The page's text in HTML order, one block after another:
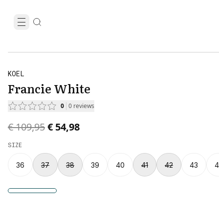
KOEL
Francie White
0 0 reviews
Original price was € 109,95.
€ 109,95Current price is € 54,98.
€ 54,98
SIZE
36 37 38 39 40 41 42 43